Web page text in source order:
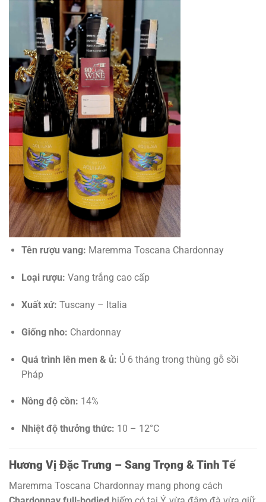
Tên rượu vang: Maremma Toscana Chardonnay
Loại rượu: Vang trắng cao cấp
Xuất xứ: Tuscany – Italia
Giống nho: Chardonnay
Quá trình lên men & ủ: Ủ 6 tháng trong thùng gỗ sồi
Pháp
Nồng độ cồn: 14%
Nhiệt độ thưởng thức: 10 – 12°C
Hương Vị Đặc Trưng – Sang Trọng & Tinh Tế
Maremma Toscana Chardonnay mang phong cách